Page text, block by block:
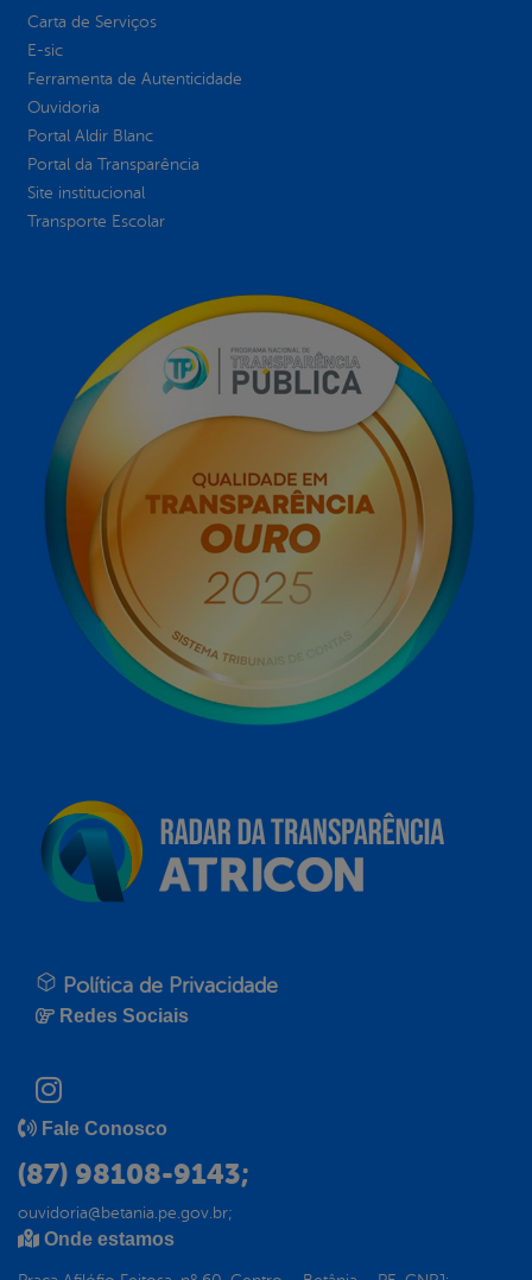
Carta de Serviços
E-sic
Ferramenta de Autenticidade
Ouvidoria
Portal Aldir Blanc
Portal da Transparência
Site institucional
Transporte Escolar
Política de Privacidade
Redes Sociais
Fale Conosco
(87) 98108-9143;
ouvidoria@betania.pe.gov.br;
Onde estamos